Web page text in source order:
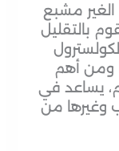
مشبع
بالتقليل
ومن أهم
يساعد في
وغيرها من